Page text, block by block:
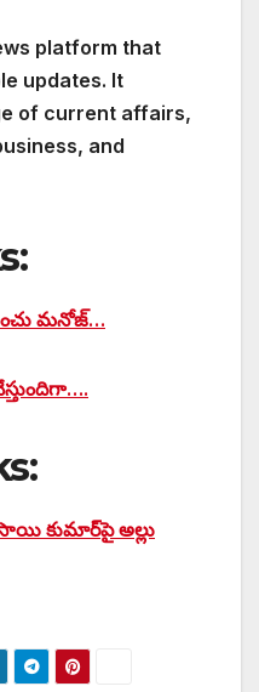
platform that
updates. It
of current affairs,
and
మనోజ్…
కుమార్‌పై అల్లు